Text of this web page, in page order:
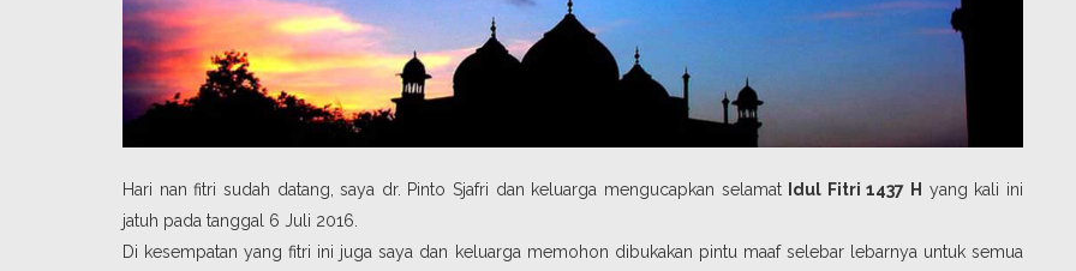
Hari nan fitri sudah datang, saya dr. Pinto Sjafri dan keluarga mengucapkan selamat Idul Fitri 1437 H yang kali ini
jatuh pada tanggal 6 Juli 2016.
Di kesempatan yang fitri ini juga saya dan keluarga memohon dibukakan pintu maaf selebar lebarnya untuk semua